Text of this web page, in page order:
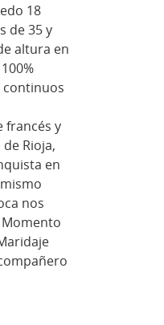
18
de 35 y
altura en
continuos
francés y
Rioja,
en
nos